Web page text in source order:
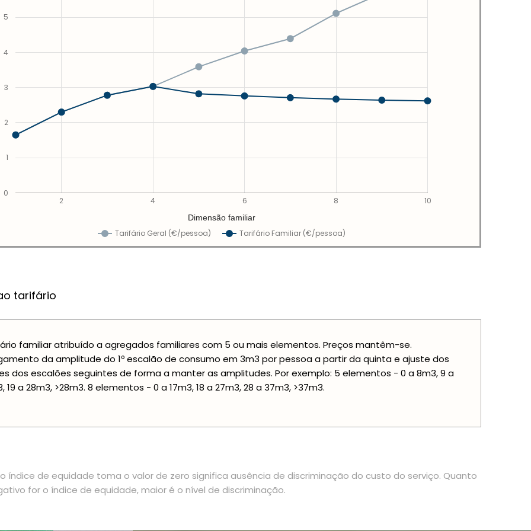
Tarifário Geral (€/pessoa) Tarifário Familiar (€/pessoa)
2 4 6 8 10
0
1
2
3
4
5
Dimensão familiar
tarifário
familiar atribuído a agregados familiares com 5 ou mais elementos. Preços mantêm-se.
da amplitude do 1º escalão de consumo em 3m3 por pessoa a partir da quinta e ajuste dos
dos escalões seguintes de forma a manter as amplitudes. Por exemplo: 5 elementos - 0 a 8m3, 9 a
19 a 28m3, >28m3. 8 elementos - 0 a 17m3, 18 a 27m3, 28 a 37m3, >37m3.
índice de equidade toma o valor de zero significa ausência de discriminação do custo do serviço. Quanto
for o índice de equidade, maior é o nível de discriminação.